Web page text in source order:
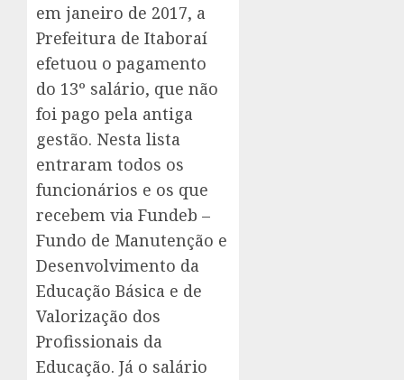
em janeiro de 2017, a
Prefeitura de Itaboraí
efetuou o pagamento
do 13º salário, que não
foi pago pela antiga
gestão. Nesta lista
entraram todos os
funcionários e os que
recebem via Fundeb –
Fundo de Manutenção e
Desenvolvimento da
Educação Básica e de
Valorização dos
Profissionais da
Educação. Já o salário